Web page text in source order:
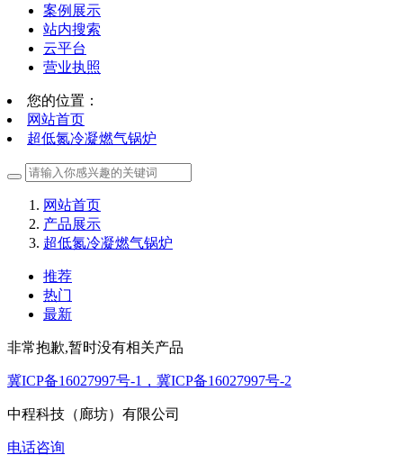
案例展示
站内搜索
云平台
营业执照
您的位置：
网站首页
超低氮冷凝燃气锅炉
网站首页
产品展示
超低氮冷凝燃气锅炉
推荐
热门
最新
非常抱歉,暂时没有相关产品
冀ICP备16027997号-1，冀ICP备16027997号-2
中程科技（廊坊）有限公司
电话咨询